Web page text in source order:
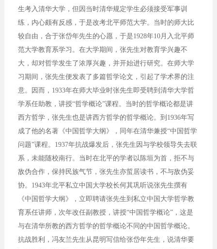
生考入清华大学，但因当时清华规定学生必须接受军事训
练，内心颇有反感，于是改考北平师范大学。当时的师大比
较自由，合于张岱年先生的心愿，于是1928年10月入北平师
范大学教育系学习。在大学期间，张先生对教育学兴趣不
大，却对哲学发生了浓厚兴趣，并开始进行研究。在师大学
习期间，张先生便发表了多篇哲学论文，引起了学术界的注
意。因而，1933年在师大毕业时张先生即受聘到清华大学哲
学系任助教，讲授“哲学概论”课程。当时的哲学概论都是讲
西方哲学，张先生也是讲西方哲学的哲学概论。到1936年写
成了他的名著《中国哲学大纲》，同年在清华兼授“中国哲学
问题”课程。1937年抗战爆发后，张先生因与学校领导失去联
系，未能随校南行。当时在北平的学者以陈垣为首，拒不与
敌伪合作，保持民族气节，张先生亦蜇居读书，不与敌伪妥
协。1943年北平私立中国大学校长何其巩听说张先生撰有
《中国哲学大纲》，立即聘请张先生到私立中国大学哲学教
育系任讲师，次年改任副教授，讲授“中国哲学概论”，这是
与在清华所教的西方哲学的哲学概论不同的中国哲学概论。
抗战胜利，冯友兰先生从昆明写信给张岱年先生，说清华要